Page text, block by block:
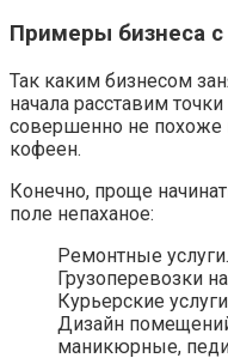
Примеры бизнеса
Так каким бизнесом
начала расставим
совершенно не похоже
кофеен.
Конечно, проще
поле непаханое:
Ремонтные
Грузоперевозки
Курьерские
Дизайн
маникюрные,